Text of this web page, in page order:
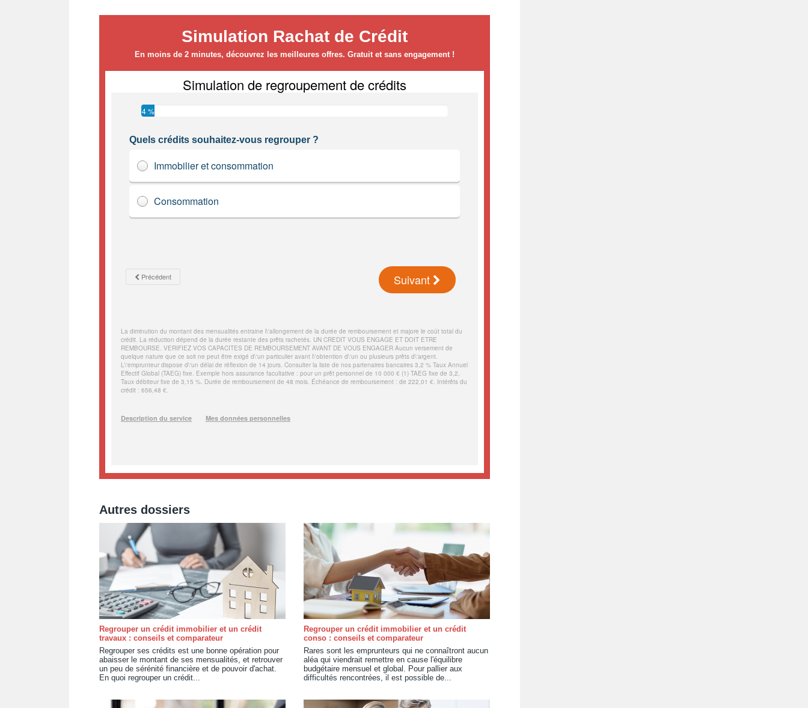
Simulation Rachat de Crédit
En moins de 2 minutes, découvrez les meilleures offres. Gratuit et sans engagement !
Autres dossiers
Regrouper un crédit immobilier et un crédit
travaux : conseils et comparateur
Regrouper ses crédits est une bonne opération pour
abaisser le montant de ses mensualités, et retrouver
un peu de sérénité financière et de pouvoir d'achat.
En quoi regrouper un crédit...
Regrouper un crédit immobilier et un crédit
conso : conseils et comparateur
Rares sont les emprunteurs qui ne connaîtront aucun
aléa qui viendrait remettre en cause l'équilibre
budgétaire mensuel et global. Pour pallier aux
difficultés rencontrées, il est possible de...